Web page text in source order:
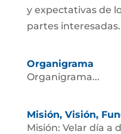
y expectativas de
partes
Organigrama
Organigrama...
Misión, Visión,
Misión: Velar día a